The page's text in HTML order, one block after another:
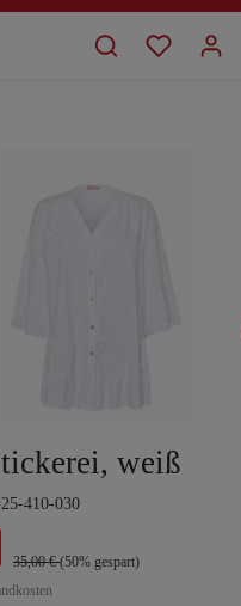
weiß
410-030
35,00 €(50% gespart)